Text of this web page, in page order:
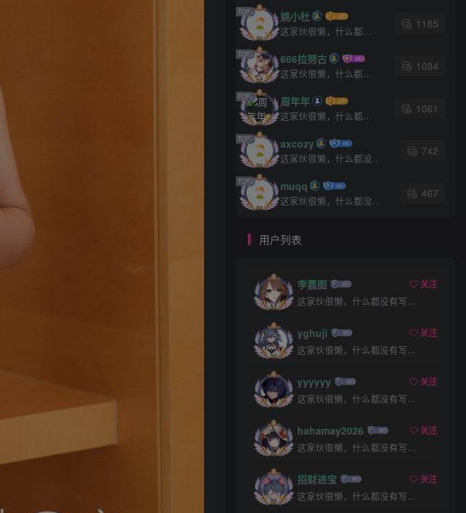
2年前 100W+人已阅读
己_Toxic 黑丝美臀
2年前
TOP5
[XiuRen秀人网] No.9040 蛋
蛋宝 妩媚美腿
2年前
TOP6
论坛文章
ztdha520
[XiuRen秀人网]FW0468 秀人番外 抖娘-
+1
推荐 评分 回复
TOP4 姚小杜
这家伙很懒，什么都没有写...
1185
TOP5 666拉努古
这家伙很懒，什么都没有写...
1084
TOP6 周年年
这家伙很懒，什么都没有写...
1061
TOP7 axcozy
这家伙很懒，什么都没有写...
742
TOP8 muqq
这家伙很懒，什么都没有写...
467
用户列表
李嘉图
关注
这家伙很懒，什么都没有写...
yghuji
关注
这家伙很懒，什么都没有写...
yyyyyy
关注
这家伙很懒，什么都没有写...
hahamay2026
关注
这家伙很懒，什么都没有写...
招财进宝
关注
这家伙很懒，什么都没有写...